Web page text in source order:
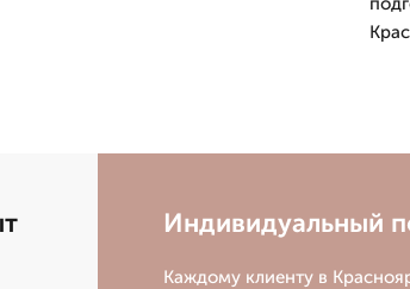
Индивидуальный
Каждому клиенту в